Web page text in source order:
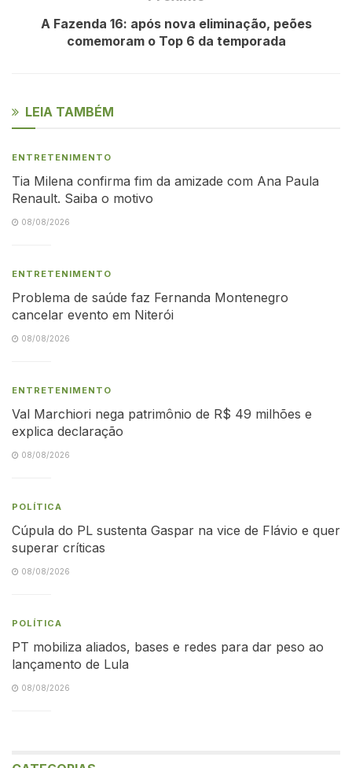
A Fazenda 16: após nova eliminação, peões
comemoram o Top 6 da temporada
LEIA TAMBÉM
ENTRETENIMENTO
Tia Milena confirma fim da amizade com Ana Paula
Renault. Saiba o motivo
08/08/2026
ENTRETENIMENTO
Problema de saúde faz Fernanda Montenegro
cancelar evento em Niterói
08/08/2026
ENTRETENIMENTO
Val Marchiori nega patrimônio de R$ 49 milhões e
explica declaração
08/08/2026
POLÍTICA
Cúpula do PL sustenta Gaspar na vice de Flávio e quer
superar críticas
08/08/2026
POLÍTICA
PT mobiliza aliados, bases e redes para dar peso ao
lançamento de Lula
08/08/2026